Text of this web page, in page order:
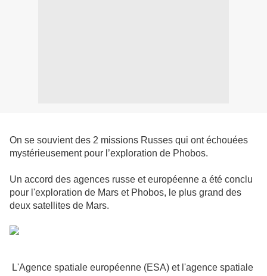
On se souvient des 2 missions Russes qui ont échouées
mystérieusement pour l’exploration de Phobos.
Un accord des agences russe et européenne a été conclu
pour l'exploration de Mars et Phobos, le plus grand des
deux satellites de Mars.
L'Agence spatiale européenne (ESA) et l'agence spatiale